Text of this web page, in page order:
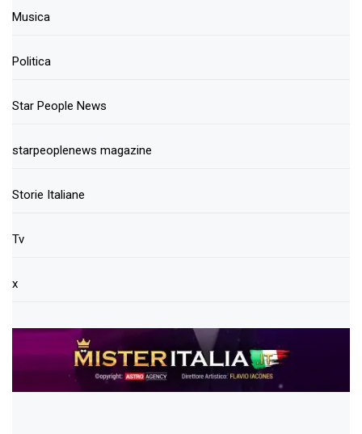
Musica
Politica
Star People News
starpeoplenews magazine
Storie Italiane
Tv
x